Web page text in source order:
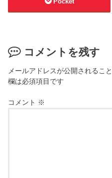
コメントを残す
メールアドレスが公開されるこ
欄は必須項目です
コメント ※